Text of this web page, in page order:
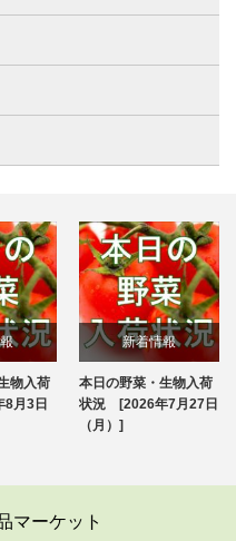
物入荷
月3日
新着情報
ブログ
本日の野菜・生物入荷
状況 [2026年7月27日
（月）]
マーケット